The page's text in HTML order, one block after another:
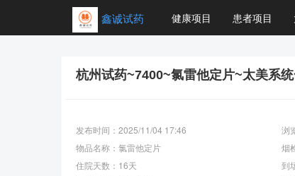
鑫诚试药 健康项目 患者项目
杭州试药~7400~氯雷他定片~太美系统
发布时间：2025/11/04 17:46 浏
物品名称：氯雷他定片
烟
住院天数：16天
到